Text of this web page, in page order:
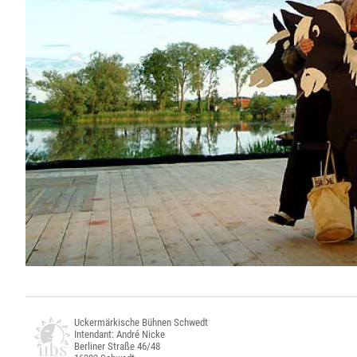
Uckermärkische Bühnen Schwedt
Intendant: André Nicke
Berliner Straße 46/48